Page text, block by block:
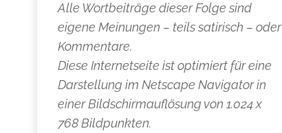
Alle Wortbeiträge dieser Folge sind
eigene Meinungen – teils satirisch – oder
Kommentare.
Diese Internetseite ist optimiert für eine
Darstellung im Netscape Navigator in
einer Bildschirmauflösung von 1.024 x
768 Bildpunkten.